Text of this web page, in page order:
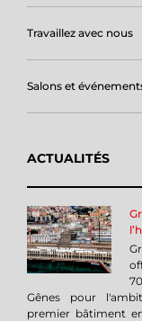
Travaillez avec nous
Salons et
ACTUALITÉS
Gênes pour
premier bâtiment